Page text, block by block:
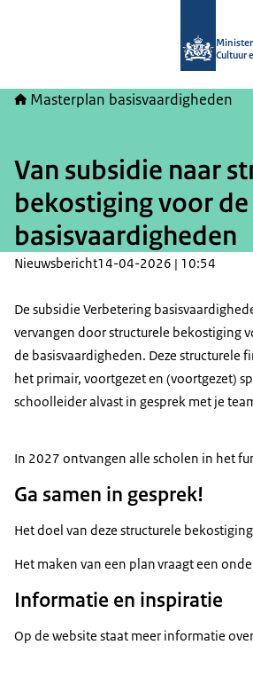
Cultuur
Masterplan basisvaardigheden
Van subsidie naar
bekostiging voor de
basisvaardigheden
Nieuwsbericht14-04-2026 | 10:54
De subsidie Verbetering
vervangen door structurele bekostiging
de basisvaardigheden. Deze structurele
het primair, voortgezet en (voortgezet)
schoolleider alvast in gesprek met je
In 2027 ontvangen alle scholen in het
Ga samen in gesprek!
Het doel van deze structurele
Het maken van een plan vraagt een
Informatie en inspiratie
Op de website staat meer informatie